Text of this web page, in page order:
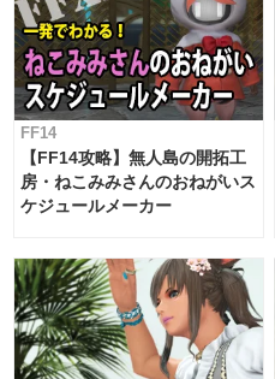
FF14
【FF14攻略】無人島の開拓工
房・ねこみみさんのおねがいス
ケジュールメーカー